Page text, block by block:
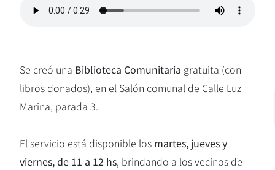
Se creó una Biblioteca Comunitaria gratuita (con
libros donados), en el Salón comunal de Calle Luz
Marina, parada 3.
El servicio está disponible los martes, jueves y
viernes, de 11 a 12 hs, brindando a los vecinos de